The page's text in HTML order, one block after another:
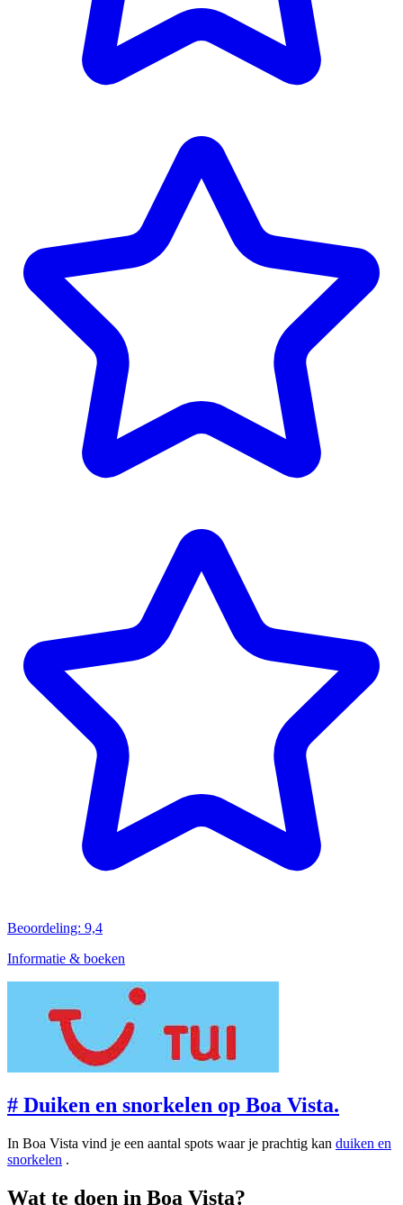
Beoordeling: 9,4
Informatie & boeken
# Duiken en snorkelen op Boa Vista.
In Boa Vista vind je een aantal spots waar je prachtig kan duiken en
snorkelen .
Wat te doen in Boa Vista?